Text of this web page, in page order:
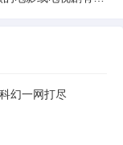
幻一网打尽